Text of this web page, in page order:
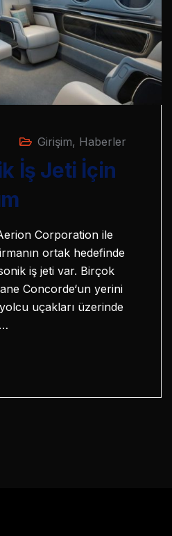
Girişim, Haberler
İş Jeti İçin
Corporation ile
ortak hedefinde
iş jeti var. Birçok
Concorde‘un yerini
uçakları üzerinde